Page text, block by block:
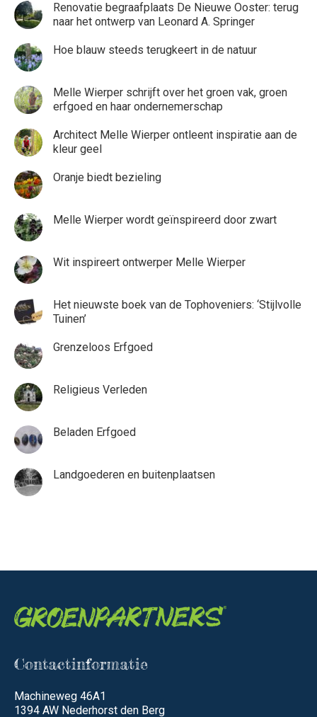
Renovatie begraafplaats De Nieuwe Ooster: terug
naar het ontwerp van Leonard A. Springer
Hoe blauw steeds terugkeert in de natuur
Melle Wierper schrijft over het groen vak, groen
erfgoed en haar ondernemerschap
Architect Melle Wierper ontleent inspiratie aan de
kleur geel
Oranje biedt bezieling
Melle Wierper wordt geïnspireerd door zwart
Wit inspireert ontwerper Melle Wierper
Het nieuwste boek van de Tophoveniers: ‘Stijlvolle
Tuinen’
Grenzeloos Erfgoed
Religieus Verleden
Beladen Erfgoed
Landgoederen en buitenplaatsen
Contactinformatie
Machineweg 46A1
1394 AW Nederhorst den Berg